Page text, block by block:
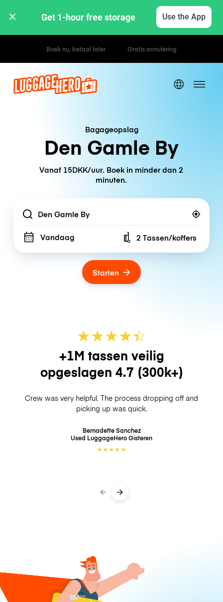
Get 1-hour free storage Use the App
Uur- / dagtarieven
Bagageopslag
Den Gamle By
Vanaf 15DKK/uur. Boek in minder dan 2
minuten.
Location
Vandaag Number of bags
2 Tassen/koffers
Starten
★★★★☆
★
+1M tassen veilig
opgeslagen 4.7 (300k+)
Crew was very helpful. The process dropping off and
picking up was quick.
Bernadette Sanchez
Used LuggageHeroGisteren
★★★★★